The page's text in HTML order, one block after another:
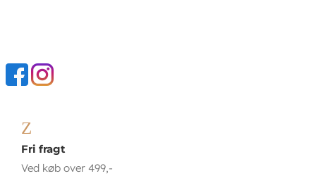
Z
Fri fragt
Ved køb over 499,-